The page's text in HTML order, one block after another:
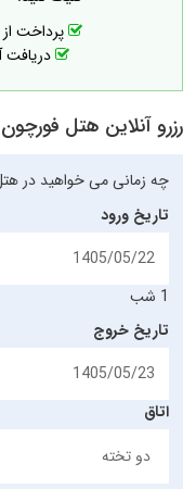
پرداخت
رزرو آنلاین هتل
چه زمانی می خواهید در
تاریخ ورود
1 شب
تاریخ خروج
اتاق